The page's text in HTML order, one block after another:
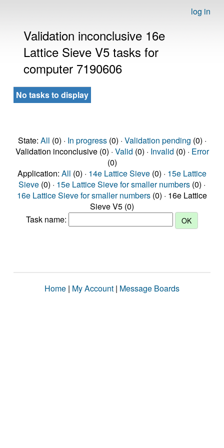
log in
Validation inconclusive 16e
Lattice Sieve V5 tasks for
computer 7190606
No tasks to display
State: All (0) · In progress(0) · Validation pending (0) ·
Validation inconclusive (0) · Valid (0) · Invalid (0) · Error
(0)
Application: All (0) · 14e Lattice Sieve (0) · 15e Lattice
Sieve (0) · 15e Lattice Sieve for smaller numbers (0) ·
16e Lattice Sieve for smaller numbers (0) · 16e Lattice
Sieve V5 (0)
Task name:
Home | My Account | Message Boards